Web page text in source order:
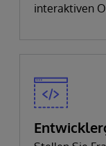
interaktiven